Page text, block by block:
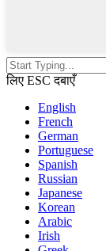
लिए ESC दबाएँ
English
French
German
Portuguese
Spanish
Russian
Japanese
Korean
Arabic
Irish